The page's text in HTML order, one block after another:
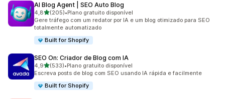
AI Blog Agent | SEO Auto Blog
4,8de 5 estrelas
(205)
205 avaliações ao todo
•Plano gratuito disponível
Gere tráfego com um redator por IA e um blog otimizado para SEO
totalmente automatizado
Built for Shopify
SEO On: Criador de Blog com IA
4,9de 5 estrelas
(533)
533 avaliações ao todo
•Plano gratuito disponível
Escreva posts de blog com SEO usando IA rápida e facilmente
Built for Shopify